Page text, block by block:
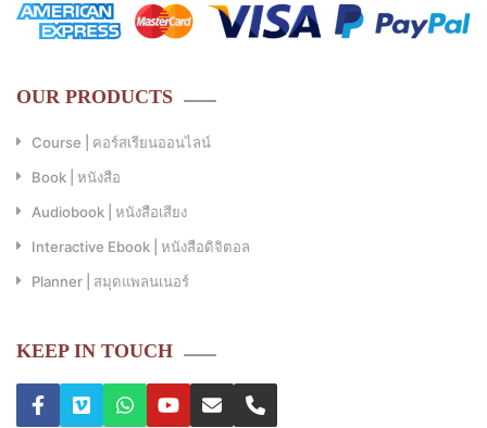
OUR PRODUCTS
Course | คอร์สเรียนออนไลน์
Book | หนังสือ
Audiobook | หนังสือเสียง
Interactive Ebook | หนังสือดิจิตอล
Planner | สมุดแพลนเนอร์
KEEP IN TOUCH